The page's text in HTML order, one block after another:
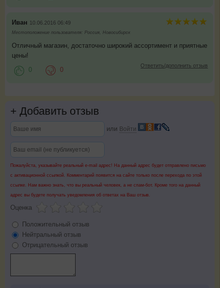
Иван 10.06.2016 06:49
Местоположение пользователя: Россия, Новосибирск
Отличный магазин, достаточно широкий ассортимент и приятные
цены!
Ответить/дополнить отзыв
0 0
+ Добавить отзыв
или Войти
Пожалуйста, указывайте реальный e-mail адрес! На данный адрес будет отправлено письмо
с активационной ссылкой. Комментарий появится на сайте только после перехода по этой
ссылке. Нам важно знать, что вы реальный человек, а не спам-бот. Кроме того на данный
адрес вы будете получать уведомления об ответах на Ваш отзыв.
Оценка
Положительный отзыв
Нейтральный отзыв
Отрицательный отзыв